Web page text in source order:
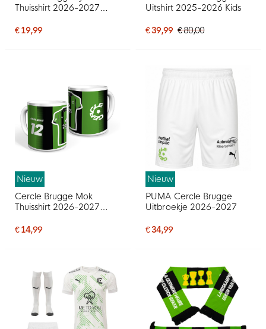
Thuisshirt 2026-2027
€ 19,99
Uitshirt 2025-2026 Kids
€ 39,99 € 80,00
Nieuw
Cercle Brugge Mok
Thuisshirt 2026-2027
€ 14,99
Nieuw
PUMA Cercle Brugge
Uitbroekje 2026-2027
€ 34,99